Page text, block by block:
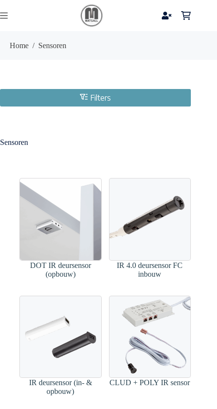
naar
de
Home / Sensoren
Sensoren
DOT IR deursensor
(opbouw)
IR 4.0 deursensor FC
inbouw
IR deursensor (in- &
opbouw)
CLUD + POLY IR sensor
Filters